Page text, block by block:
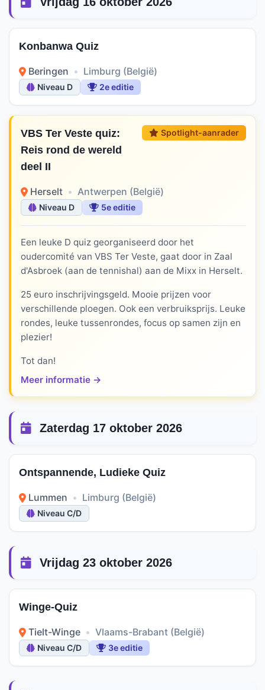
Konbanwa Quiz
Beringen • Limburg (België)
Niveau D 2e editie
VBS Ter Veste quiz:
Reis rond de wereld
deel II
Spotlight-aanrader
Herselt • Antwerpen (België)
Niveau D 5e editie
Een leuke D quiz georganiseerd door het
oudercomité van VBS Ter Veste, gaat door in Zaal
d'Asbroek (aan de tennishal) aan de Mixx in Herselt.
25 euro inschrijvingsgeld. Mooie prijzen voor
verschillende ploegen. Ook een verbruiksprijs. Leuke
rondes, leuke tussenrondes, focus op samen zijn en
plezier!
Tot dan!
Meer informatie →
Zaterdag 17 oktober 2026
Ontspannende, Ludieke Quiz
Lummen • Limburg (België)
Niveau C/D
Vrijdag 23 oktober 2026
Winge-Quiz
Tielt-Winge • Vlaams-Brabant (België)
Niveau C/D 3e editie